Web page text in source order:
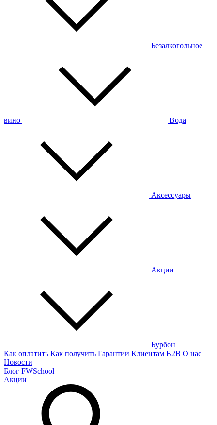
Безалкогольное
вино Вода
Аксессуары
Акции
Бурбон
Как оплатить Как получить Гарантии Клиентам B2B О нас
Новости
Блог FWSchool
Акции